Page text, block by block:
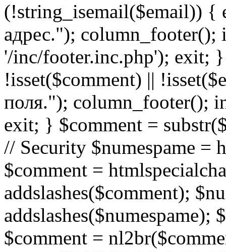
(!string_isemail($email)) {
адрес."); column_footer();
'/inc/footer.inc.php'); exit;
!isset($comment) ||
поля."); column_footer();
exit; } $comment =
// Security $numespame =
$comment =
addslashes($comment);
addslashes($numespame);
$comment =